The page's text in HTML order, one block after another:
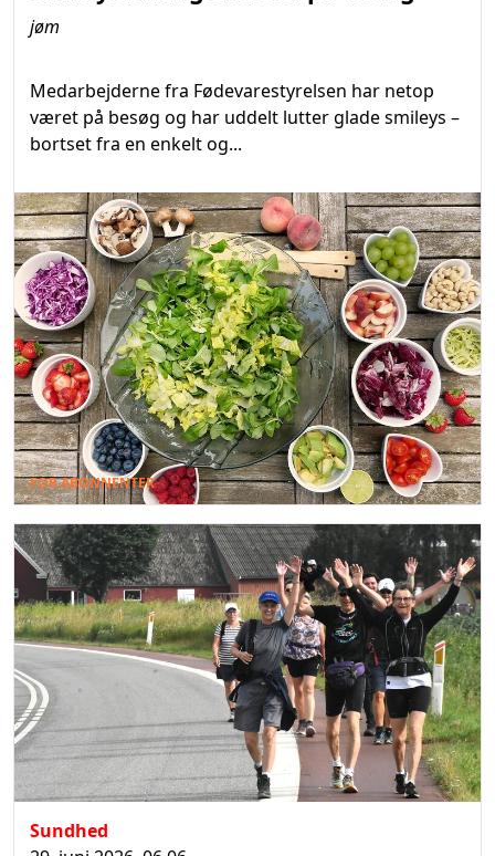
jøm
Medarbejderne fra Fødevarestyrelsen har netop
været på besøg og har uddelt lutter glade smileys –
bortset fra en enkelt og...
FOR ABONNENTER
Sundhed